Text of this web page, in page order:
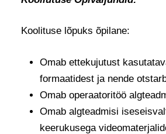
Koolituse lõpuks õpilane:
Omab ettekujutust
formaatidest ja nende
Omab operaatoritöö
Omab algteadmisi
keerukusega